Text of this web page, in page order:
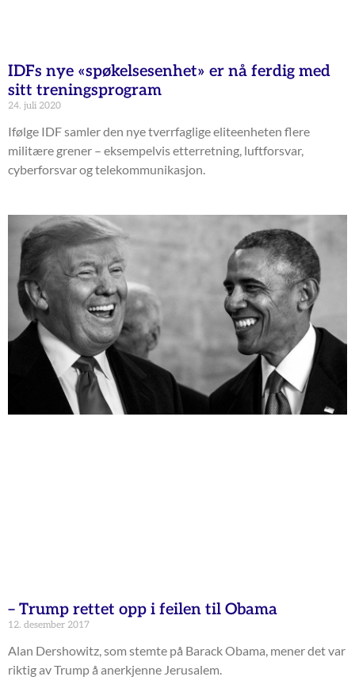
IDFs nye «spøkelsesenhet» er nå ferdig med
sitt treningsprogram
24. juli 2020
Ifølge IDF samler den nye tverrfaglige eliteenheten flere
militære grener – eksempelvis etterretning, luftforsvar,
cyberforsvar og telekommunikasjon.
– Trump rettet opp i feilen til Obama
12. desember 2017
Alan Dershowitz, som stemte på Barack Obama, mener det var
riktig av Trump å anerkjenne Jerusalem.